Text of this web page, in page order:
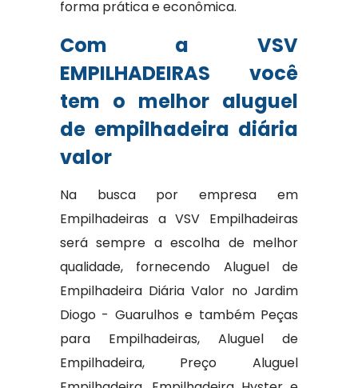
forma prática e econômica.
Com a VSV
EMPILHADEIRAS você
tem o melhor aluguel
de empilhadeira diária
valor
Na busca por empresa em
Empilhadeiras a VSV Empilhadeiras
será sempre a escolha de melhor
qualidade, fornecendo Aluguel de
Empilhadeira Diária Valor no Jardim
Diogo - Guarulhos e também Peças
para Empilhadeiras, Aluguel de
Empilhadeira, Preço Aluguel